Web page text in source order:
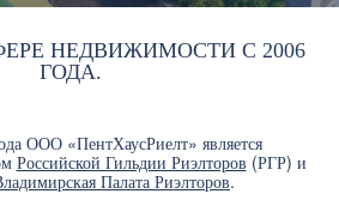
НЕДВИЖИМОСТИ С 2006
ГОДА.
ООО «ПентХаусРиелт» является
Российской Гильдии Риэлторов (РГР) и
Палата Риэлторов.